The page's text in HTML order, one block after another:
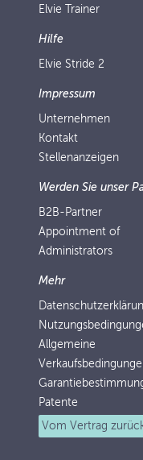
Elvie Trainer
Hilfe
Elvie Stride 2
Impressum
Unternehmen
Kontakt
Stellenanzeigen
Werden Sie unser
B2B-Partner
Appointment of
Administrators
Mehr
Allgemeine
Patente
Vom Vertrag